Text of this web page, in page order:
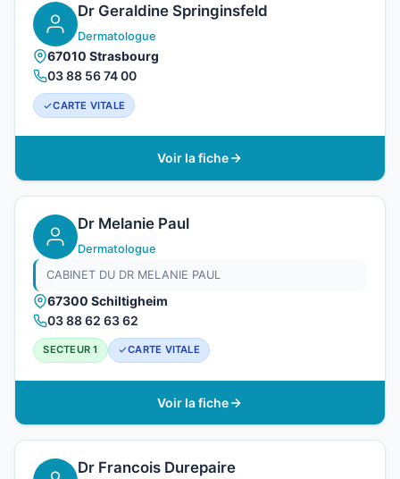
Dr Geraldine Springinsfeld
Dermatologue
67010 Strasbourg
03 88 56 74 00
CARTE VITALE
Voir la fiche
Dr Melanie Paul
Dermatologue
CABINET DU DR MELANIE PAUL
67300 Schiltigheim
03 88 62 63 62
SECTEUR 1 CARTE VITALE
Voir la fiche
Dr Francois Durepaire